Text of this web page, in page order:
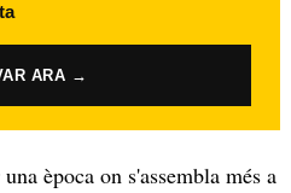
ARA →
època on s'assembla més a